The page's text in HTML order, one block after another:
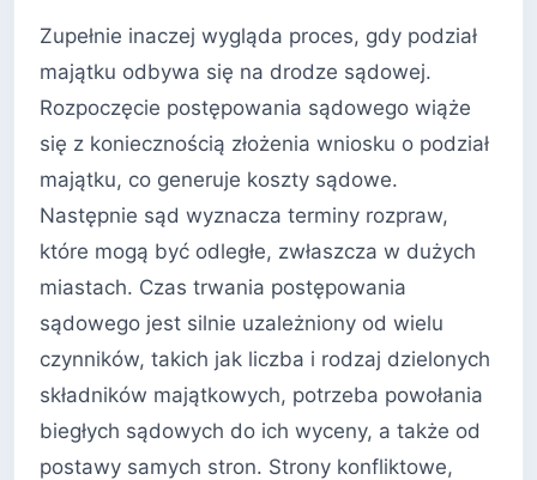
Zupełnie inaczej wygląda proces, gdy podział
majątku odbywa się na drodze sądowej.
Rozpoczęcie postępowania sądowego wiąże
się z koniecznością złożenia wniosku o podział
majątku, co generuje koszty sądowe.
Następnie sąd wyznacza terminy rozpraw,
które mogą być odległe, zwłaszcza w dużych
miastach. Czas trwania postępowania
sądowego jest silnie uzależniony od wielu
czynników, takich jak liczba i rodzaj dzielonych
składników majątkowych, potrzeba powołania
biegłych sądowych do ich wyceny, a także od
postawy samych stron. Strony konfliktowe,